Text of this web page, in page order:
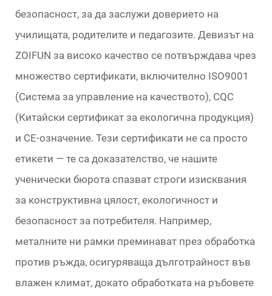
безопасност, за да заслужи доверието на
училищата, родителите и педагозите. Девизът на
ZOIFUN за високо качество се потвърждава чрез
множество сертификати, включително ISO9001
(Система за управление на качеството), CQC
(Китайски сертификат за екологична продукция)
и CE-означение. Тези сертификати не са просто
етикети — те са доказателство, че нашите
ученически бюрота спазват строги изисквания
за конструктивна цялост, екологичност и
безопасност за потребителя. Например,
металните ни рамки преминават през обработка
против ръжда, осигуряваща дълготрайност във
влажен климат, докато обработката на ръбовете